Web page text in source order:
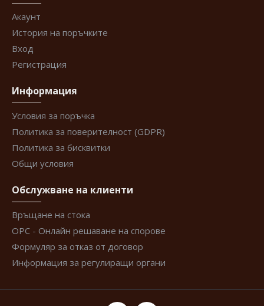
Акаунт
История на поръчките
Вход
Регистрация
Информация
Условия за поръчка
Политика за поверителност (GDPR)
Политика за бисквитки
Общи условия
Обслужване на клиенти
Връщане на стока
ОРС - Онлайн решаване на спорове
Формуляр за отказ от договор
Информация за регулиращи органи